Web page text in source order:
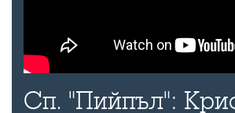
Сп. "Пийпъл":